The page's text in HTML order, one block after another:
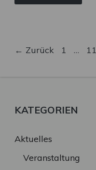
← Zurück Seite
1 … 11
KATEGORIEN
Aktuelles
Veranstaltung